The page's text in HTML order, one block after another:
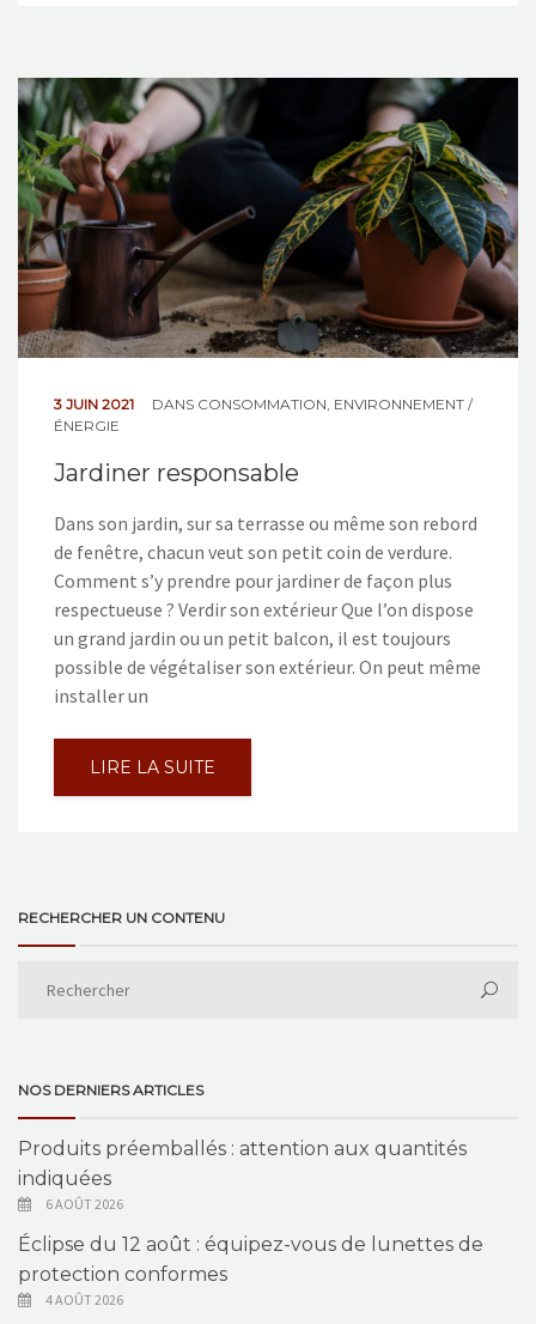
3 JUIN 2021 DANS CONSOMMATION, ENVIRONNEMENT /
ÉNERGIE
Jardiner responsable
Dans son jardin, sur sa terrasse ou même son rebord
de fenêtre, chacun veut son petit coin de verdure.
Comment s’y prendre pour jardiner de façon plus
respectueuse ? Verdir son extérieur Que l’on dispose
un grand jardin ou un petit balcon, il est toujours
possible de végétaliser son extérieur. On peut même
installer un
LIRE LA SUITE
RECHERCHER UN CONTENU
NOS DERNIERS ARTICLES
Produits préemballés : attention aux quantités
indiquées
6 AOÛT 2026
Éclipse du 12 août : équipez-vous de lunettes de
protection conformes
4 AOÛT 2026